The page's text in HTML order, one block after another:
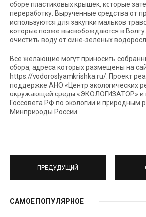
сборе пластиковых крышек, которые
переработку. Вырученные средства от
используются для закупки мальков
которые позже высвобождаются в
очистить воду от сине-зеленых
Все желающие могут приносить
сбора, адреса которых размещены на
https://vodoroslyamkrishka.ru/. Проект
поддержке АНО «Центр экологических
окружающей среды «ЭКОЛОГИЗАТОР» и
Госсовета РФ по экологии и природным
Минприроды России.
ПРЕДУДУЩИЙ
САМОЕ ПОПУЛЯРНОЕ